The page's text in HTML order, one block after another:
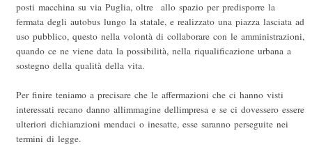
posti macchina su via Puglia, oltre allo spazio per predisporre la
fermata degli autobus lungo la statale, e realizzato una piazza lasciata ad
uso pubblico, questo nella volontà di collaborare con le amministrazioni,
quando ce ne viene data la possibilità, nella riqualificazione urbana a
sostegno della qualità della vita.
Per finire teniamo a precisare che le affermazioni che ci hanno visti
interessati recano danno allimmagine dellimpresa e se ci dovessero essere
ulteriori dichiarazioni mendaci o inesatte, esse saranno perseguite nei
termini di legge.